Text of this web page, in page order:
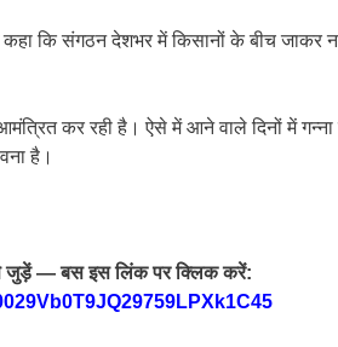
कि संगठन देशभर में किसानों के बीच जाकर
कर रही है। ऐसे में आने वाले दिनों में गन्ना
है।
जुड़ें — बस इस लिंक पर क्लिक करें: